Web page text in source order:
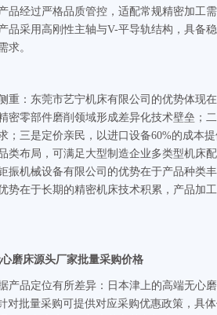
品经过严格品质管控，适配常规精密加工
品采用高刚性主轴与V-平导轨结构，具备
求。
重：东莞市艺宁机床有限公司的优势体现
密零部件磨削领域形成差异化技术壁垒；
；三是定价亲民，以进口设备60%的成本
类布局，可满足大型制造企业多类型机床
振机械设备有限公司的优势在于产品种类
势在于长期的精密机床技术积累，产品加
磨床源头厂家批量采购价格
产品定位有所差异：日本津上的高端无心
对批量采购可提供对应采购优惠政策，具